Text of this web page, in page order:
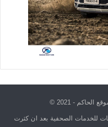
- 2021 ©
للخدمات الصحفية بعد ان كثرت